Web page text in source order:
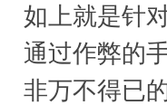
如上就是针
通过作弊的
非万不得已